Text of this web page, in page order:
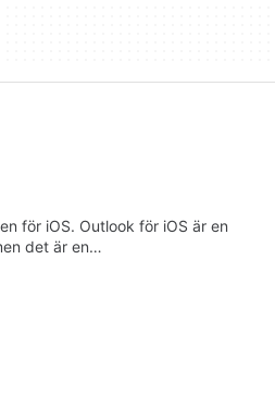
för iOS. Outlook för iOS är en
det är en…